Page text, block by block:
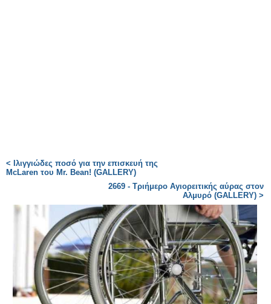
< Ιλιγγιώδες ποσό για την επισκευή της
McLaren του Mr. Bean! (GALLERY)
2669 - Τριήμερο Αγιορειτικής αύρας στον
Αλμυρό (GALLERY) >